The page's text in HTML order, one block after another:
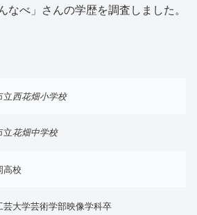
なべ」さんの学歴を調査しました。
立西花畑小学校
立花畑中学校
高校
芸大学芸術学部映像学科卒